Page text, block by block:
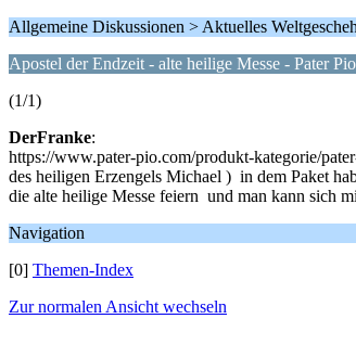
Allgemeine Diskussionen > Aktuelles
Apostel der Endzeit - alte heilige Messe - Pater
(1/1)
DerFranke:
https://www.pater-pio.com/produkt-kategorie/
des heiligen Erzengels Michael ) in dem Paket
die alte heilige Messe feiern und man kann sich
Navigation
[0] Themen-Index
Zur normalen Ansicht wechseln